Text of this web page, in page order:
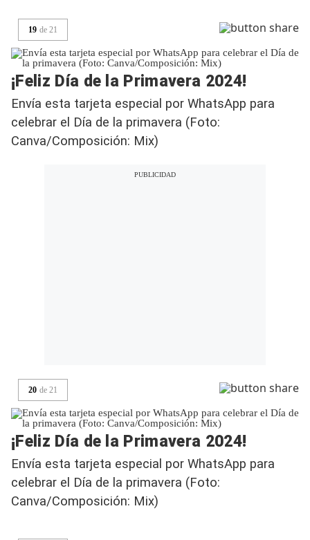
19 de 21
¡Feliz Día de la Primavera 2024!
Envía esta tarjeta especial por WhatsApp para
celebrar el Día de la primavera (Foto:
Canva/Composición: Mix)
20 de 21
¡Feliz Día de la Primavera 2024!
Envía esta tarjeta especial por WhatsApp para
celebrar el Día de la primavera (Foto:
Canva/Composición: Mix)